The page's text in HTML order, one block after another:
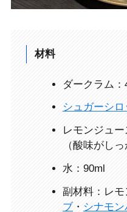
材料
ダークラム：
シュガーシ
レモンジュ
（酸味がし
水：90ml
副材料：レモ
ブ・ シナモ